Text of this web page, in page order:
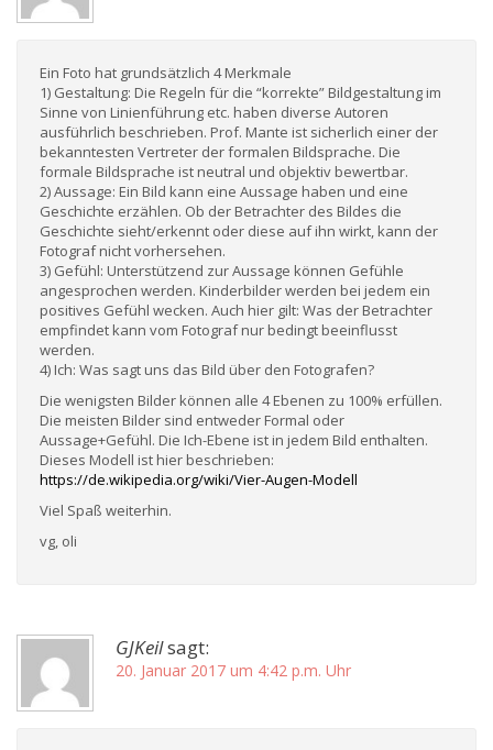
Ein Foto hat grundsätzlich 4 Merkmale
1) Gestaltung: Die Regeln für die “korrekte” Bildgestaltung im
Sinne von Linienführung etc. haben diverse Autoren
ausführlich beschrieben. Prof. Mante ist sicherlich einer der
bekanntesten Vertreter der formalen Bildsprache. Die
formale Bildsprache ist neutral und objektiv bewertbar.
2) Aussage: Ein Bild kann eine Aussage haben und eine
Geschichte erzählen. Ob der Betrachter des Bildes die
Geschichte sieht/erkennt oder diese auf ihn wirkt, kann der
Fotograf nicht vorhersehen.
3) Gefühl: Unterstützend zur Aussage können Gefühle
angesprochen werden. Kinderbilder werden bei jedem ein
positives Gefühl wecken. Auch hier gilt: Was der Betrachter
empfindet kann vom Fotograf nur bedingt beeinflusst
werden.
4) Ich: Was sagt uns das Bild über den Fotografen?
Die wenigsten Bilder können alle 4 Ebenen zu 100% erfüllen.
Die meisten Bilder sind entweder Formal oder
Aussage+Gefühl. Die Ich-Ebene ist in jedem Bild enthalten.
Dieses Modell ist hier beschrieben:
https://de.wikipedia.org/wiki/Vier-Augen-Modell
Viel Spaß weiterhin.
vg, oli
GJKeilsagt:
20. Januar 2017 um 4:42 p.m. Uhr